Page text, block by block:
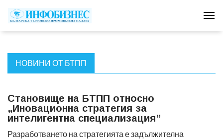
НОВИНИ ОТ БТПП
Становище на БТПП относно
„Иновационна стратегия за
интелигентна специализация”
Разработването на стратегията е задължителна